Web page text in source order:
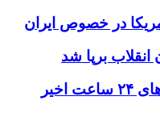
در خصوص ایران
برپا شد
این سه نفر بد اخلاق‌ترین ایرانی‌های ۲۴ ساعت اخیر